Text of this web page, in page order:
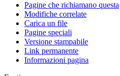
Pagine che richiamano questa
Modifiche correlate
Carica un file
Pagine speciali
Versione stampabile
Link permanente
Informazioni pagina